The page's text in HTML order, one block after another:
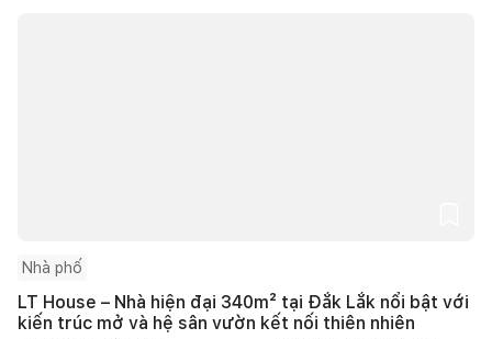
Nhà phố
LT House – Nhà hiện đại 340m² tại Đắk Lắk nổi bật với
kiến trúc mở và hệ sân vườn kết nối thiên nhiên